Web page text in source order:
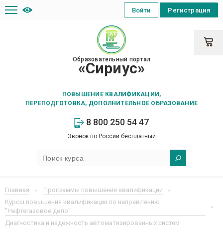
Образовательный портал
«Сириус»
ПОВЫШЕНИЕ КВАЛИФИКАЦИИ,
ПЕРЕПОДГОТОВКА, ДОПОЛНИТЕЛЬНОЕ ОБРАЗОВАНИЕ
8 800 250 54 47
Звонок по России бесплатный
Регистрация
Войти
Главная
Программы повышения квалификации
Курсы повышения квалификации по направлению
"Нефтегазовое дело"
Диагностика и надежность автоматизированных систем